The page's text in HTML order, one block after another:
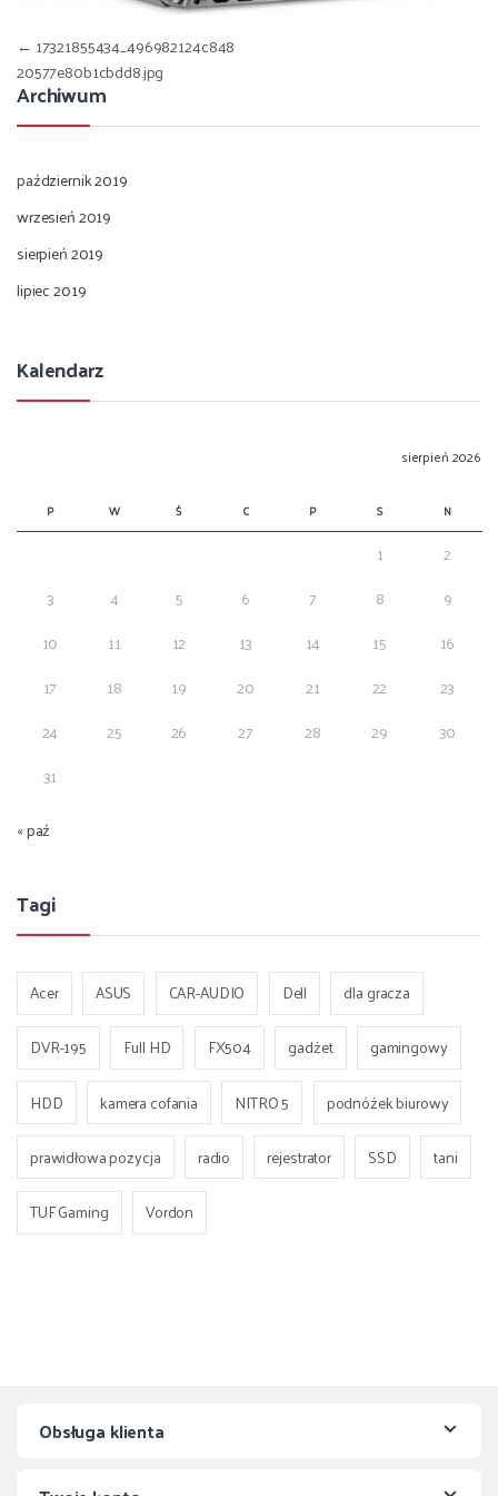
Nawigacja wpisu
← 17321855434_496982124c848
20577e80b1cbdd8.jpg
Archiwum
październik 2019
wrzesień 2019
sierpień 2019
lipiec 2019
Kalendarz
sierpień 2026
P W Ś C P S N
1
2
3
4 5 6 7 8
9
10
11 12 13 14 15
16
17
18 19 20 21 22
23
24
25 26 27 28 29
30
31
« paź
Tagi
Acer ASUS CAR-AUDIO Dell
dla gracza
DVR-195
Full HD FX504 gadżet
gamingowy
HDD
kamera cofania NITRO 5
podnóżek biurowy
prawidłowa pozycja
radio rejestrator SSD
tani
TUF Gaming
Vordon
Obsługa klienta